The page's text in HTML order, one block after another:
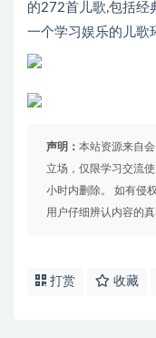
的272首儿歌,包括经
一个学习娱乐的儿歌
声明： 本站资源来自
立场，仅限学习交流
小时内删除。 如有侵
用户仔细辨认内容的
打赏 收藏